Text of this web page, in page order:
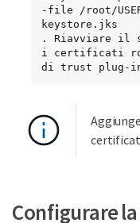
-file /root/
keystore.jks
. Riavviare il
i certificati
di trust plug-
Configurare